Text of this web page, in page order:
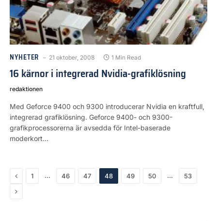
NYHETER 21 oktober, 2008 1 Min Read
16 kärnor i integrerad Nvidia-grafiklösning
redaktionen
Med Geforce 9400 och 9300 introducerar Nvidia en kraftfull,
integrerad grafiklösning. Geforce 9400- och 9300-
grafikprocessorerna är avsedda för Intel-baserade
moderkort…
Previous
1 … 46 47 48 49 50 … 53
Next